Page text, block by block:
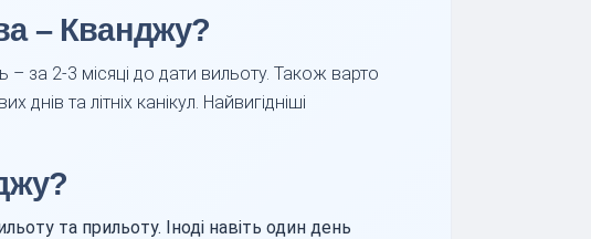
– Кванджу?
за 2-3 місяці до дати вильоту. Також варто
та літніх канікул. Найвигідніші
та прильоту. Іноді навіть один день